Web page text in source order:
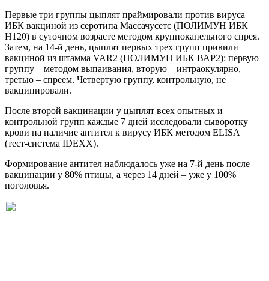
Первые три группы цыплят праймировали против вируса
ИБК вакциной из серотипа Массачусетс (ПОЛИМУН ИБК
Н120) в суточном возрасте методом крупнокапельного спрея.
Затем, на 14-й день, цыплят первых трех групп привили
вакциной из штамма VAR2 (ПОЛИМУН ИБК ВАР2): первую
группу – методом выпаивания, вторую – интраокулярно,
третью – спреем. Четвертую группу, контрольную, не
вакцинировали.
После второй вакцинации у цыплят всех опытных и
контрольной групп каждые 7 дней исследовали сыворотку
крови на наличие антител к вирусу ИБК методом ELISA
(тест-система IDEXX).
Формирование антител наблюдалось уже на 7-й день после
вакцинации у 80% птицы, а через 14 дней – уже у 100%
поголовья.